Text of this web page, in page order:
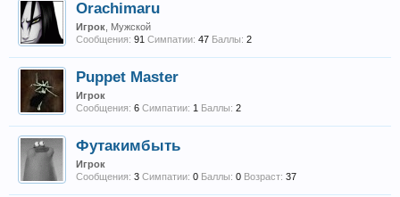
Orachimaru
Игрок , Мужской
Сообщения: 91 Симпатии: 47 Баллы: 2
Puppet Master
Игрок
Сообщения: 6 Симпатии: 1 Баллы: 2
Футакимбыть
Игрок
Сообщения: 3 Симпатии: 0 Баллы: 0 Возраст: 37